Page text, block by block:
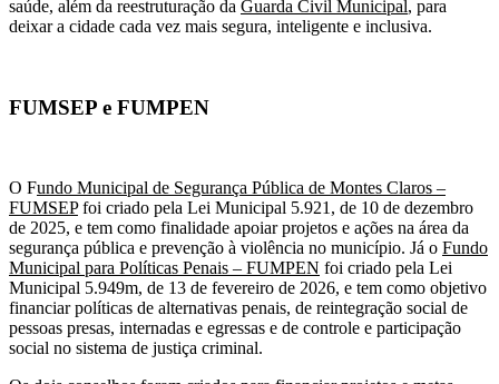
saúde, além da reestruturação da Guarda Civil Municipal, para
deixar a cidade cada vez mais segura, inteligente e inclusiva.
FUMSEP e FUMPEN
O Fundo Municipal de Segurança Pública de Montes Claros –
FUMSEPfoi criado pela Lei Municipal 5.921, de 10 de dezembro
de 2025, e tem como finalidade apoiar projetos e ações na área da
segurança pública e prevenção à violência no município. Já o Fundo
Municipal para Políticas Penais – FUMPEN foi criado pela Lei
Municipal 5.949m, de 13 de fevereiro de 2026, e tem como objetivo
financiar políticas de alternativas penais, de reintegração social de
pessoas presas, internadas e egressas e de controle e participação
social no sistema de justiça criminal.